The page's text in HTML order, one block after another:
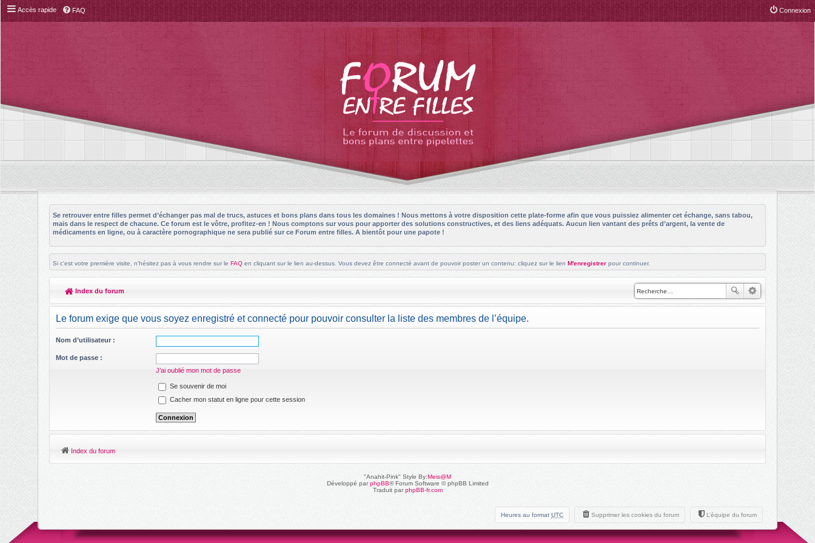
Accès rapide FAQ Connexion
Se retrouver entre filles permet d’échanger pas mal de trucs, astuces et bons plans dans tous les domaines ! Nous mettons à votre disposition cette plate-forme afin que vous puissiez alimenter cet échange, sans tabou,
mais dans le respect de chacune. Ce forum est le vôtre, profitez-en ! Nous comptons sur vous pour apporter des solutions constructives, et des liens adéquats. Aucun lien vantant des prêts d’argent, la vente de
médicaments en ligne, ou à caractère pornographique ne sera publié sur ce Forum entre filles. A bientôt pour une papote !
Si c'est votre première visite, n'hésitez pas à vous rendre sur le FAQ en cliquant sur le lien au-dessus. Vous devez être connecté avant de pouvoir poster un contenu: cliquez sur le lien M'enregistrer pour continuer.
Index du forum
Le forum exige que vous soyez enregistré et connecté pour pouvoir consulter la liste des membres de l’équipe.
Nom d’utilisateur :
Mot de passe :
J’ai oublié mon mot de passe
Se souvenir de moi
Cacher mon statut en ligne pour cette session
Index du forum
"Anahit-Pink" Style By:Meis@M
Développé parphpBB® Forum Software © phpBB Limited
Traduit parphpBB-fr.com
Heures au format UTC Supprimer les cookies du forum L’équipe du forum